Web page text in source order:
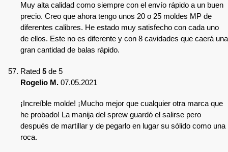
Muy alta calidad como siempre con el envío rápido a un buen
precio. Creo que ahora tengo unos 20 o 25 moldes MP de
diferentes calibres. He estado muy satisfecho con cada uno
de ellos. Este no es diferente y con 8 cavidades que caerá una
gran cantidad de balas rápido.
Rated 5 de 5
Rogelio M. 07.05.2021
¡Increíble molde! ¡Mucho mejor que cualquier otra marca que
he probado! La manija del sprew guardó el salirse pero
después de martillar y de pegarlo en lugar su sólido como una
roca.